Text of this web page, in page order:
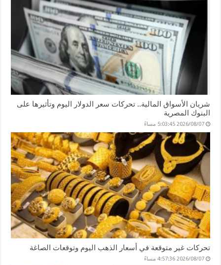
شريان الأسواق المالية.. تحركات سعر الدولار اليوم وتأثيرها على
البنوك المصرية
2026/08/07 5:03:45 مساءً
تحركات غير متوقعة في أسعار الذهب اليوم وتوقعات الصاغة
2026/08/07 4:57:36 مساءً